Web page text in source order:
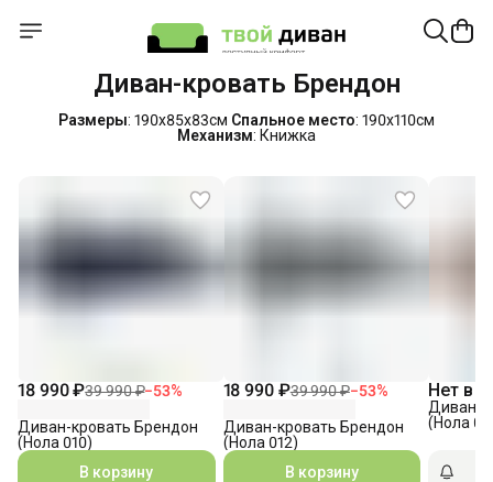
Диван-кровать Брендон
Размеры: 190х85х83см Спальное место: 190х110см
Механизм: Книжка
18 990 ₽39 990 ₽−53%
Диван-кровать Брендон
(Нола 010)
В корзину
18 990 ₽39 990 ₽−53%
Диван-кровать Брендон
(Нола 012)
В корзину
Нет в
Диван-
(Нола